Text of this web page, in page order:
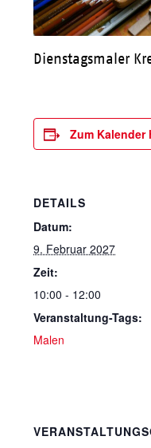
Dienstagsmaler
Zum Kalender
DETAILS
Datum:
9. Februar 2027
Zeit:
10:00 - 12:00
Veranstaltung-Tags:
Malen